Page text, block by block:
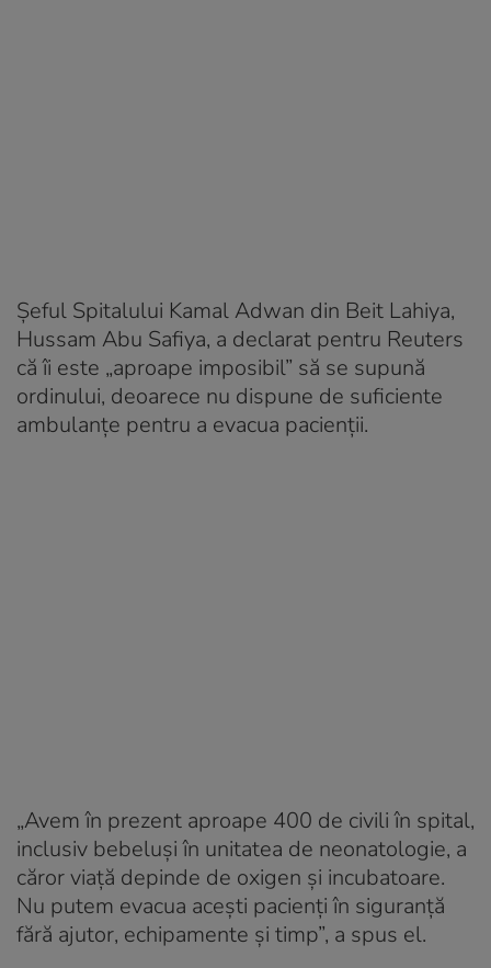
Şeful Spitalului Kamal Adwan din Beit Lahiya,
Hussam Abu Safiya, a declarat pentru Reuters
că îi este „aproape imposibil” să se supună
ordinului, deoarece nu dispune de suficiente
ambulanţe pentru a evacua pacienţii.
„Avem în prezent aproape 400 de civili în spital,
inclusiv bebeluşi în unitatea de neonatologie, a
căror viaţă depinde de oxigen şi incubatoare.
Nu putem evacua aceşti pacienţi în siguranţă
fără ajutor, echipamente şi timp”, a spus el.